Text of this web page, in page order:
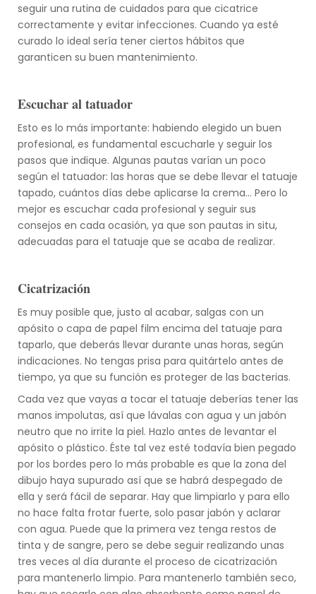
seguir una rutina de cuidados para que cicatrice
correctamente y evitar infecciones. Cuando ya esté
curado lo ideal sería tener ciertos hábitos que
garanticen su buen mantenimiento.
Escuchar al tatuador
Esto es lo más importante: habiendo elegido un buen
profesional, es fundamental escucharle y seguir los
pasos que indique. Algunas pautas varían un poco
según el tatuador: las horas que se debe llevar el tatuaje
tapado, cuántos días debe aplicarse la crema... Pero lo
mejor es escuchar cada profesional y seguir sus
consejos en cada ocasión, ya que son pautas in situ,
adecuadas para el tatuaje que se acaba de realizar.
Cicatrización
Es muy posible que, justo al acabar, salgas con un
apósito o capa de papel film encima del tatuaje para
taparlo, que deberás llevar durante unas horas, según
indicaciones. No tengas prisa para quitártelo antes de
tiempo, ya que su función es proteger de las bacterias.
Cada vez que vayas a tocar el tatuaje deberías tener las
manos impolutas, así que lávalas con agua y un jabón
neutro que no irrite la piel. Hazlo antes de levantar el
apósito o plástico. Éste tal vez esté todavía bien pegado
por los bordes pero lo más probable es que la zona del
dibujo haya supurado así que se habrá despegado de
ella y será fácil de separar. Hay que limpiarlo y para ello
no hace falta frotar fuerte, solo pasar jabón y aclarar
con agua. Puede que la primera vez tenga restos de
tinta y de sangre, pero se debe seguir realizando unas
tres veces al día durante el proceso de cicatrización
para mantenerlo limpio. Para mantenerlo también seco,